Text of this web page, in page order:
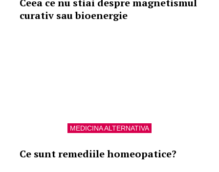
Ceea ce nu stiai despre magnetismul
curativ sau bioenergie
MEDICINA ALTERNATIVA
Ce sunt remediile homeopatice?